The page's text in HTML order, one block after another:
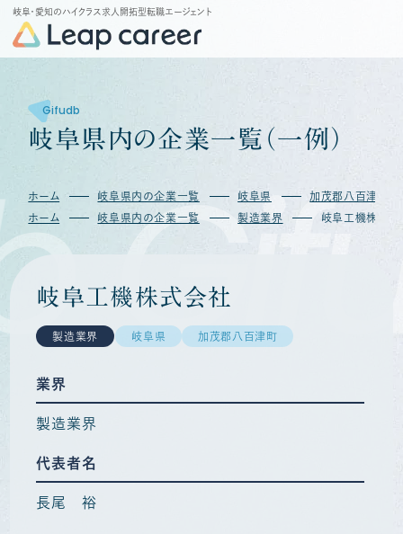
岐阜・愛知のハイクラス求人開拓型転職エージェント
Gifudb
岐阜県 内の企業一覧 （ 一例 ）
ホーム 岐阜県内の企業一覧 岐阜県
加茂郡八百津町
ホーム
岐阜県内の企業一覧 製造業界 岐阜工機株式会
岐阜工機株式会社
製造業界 岐阜県 加茂郡八百津町
業界
製造業界
代表者名
長尾 裕